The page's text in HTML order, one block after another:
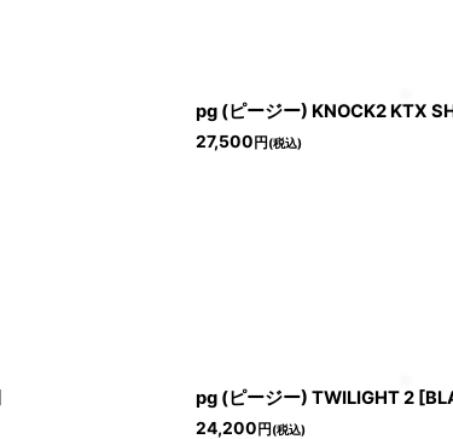
pg (ピージー) KNOCK2 KTX
27,500円(税込)
pg (ピージー) TWILIGHT 2
24,200円(税込)